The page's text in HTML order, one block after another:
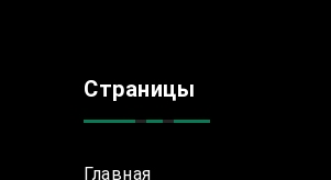
Страницы
Главная